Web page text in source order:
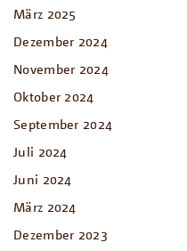
März 2025
Dezember 2024
November 2024
Oktober 2024
September 2024
Juli 2024
Juni 2024
März 2024
Dezember 2023